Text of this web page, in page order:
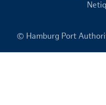
© Hamburg Port